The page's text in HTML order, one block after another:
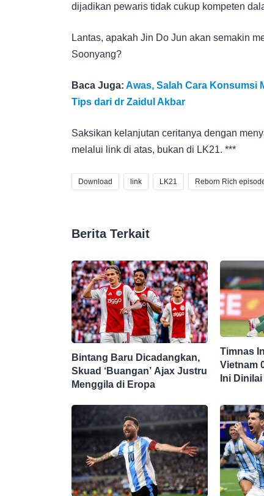
dijadikan pewaris tidak cukup kompeten
Lantas, apakah Jin Do Jun akan semakin
Soonyang?
Baca Juga: Awas, Salah Cara Konsumsi
Tips dari dr Zaidul Akbar
Saksikan kelanjutan ceritanya dengan
melalui link di atas, bukan di LK21. ***
Download link LK21 Reborn Rich
Berita Terkait
Bintang Baru Dicadangkan,
Skuad ‘Buangan’ Ajax Justru
Menggila di Eropa
Timnas
Vietnam
Ini